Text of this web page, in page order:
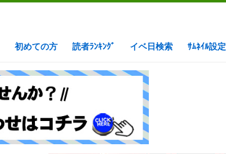
初めての方 読者ﾗﾝｷﾝｸﾞ イベ日検索 ｻﾑﾈｲﾙ設定